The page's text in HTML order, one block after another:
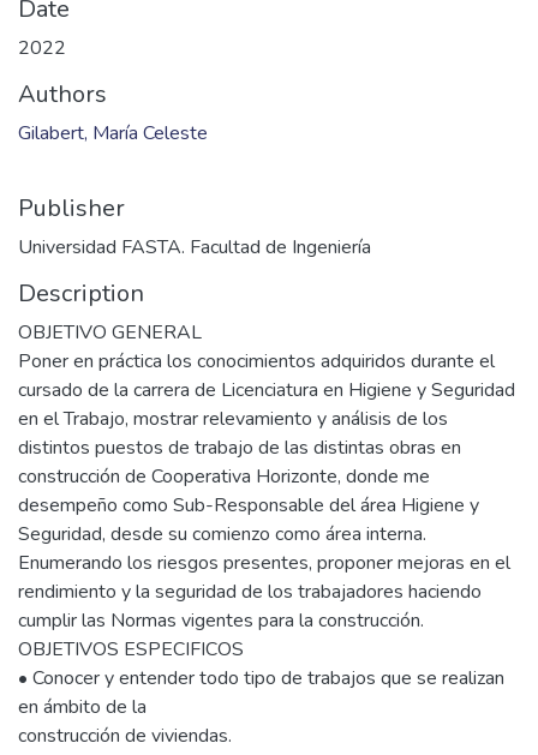
Date
2022
Authors
Gilabert, María Celeste
Publisher
Universidad FASTA. Facultad de Ingeniería
Description
OBJETIVO GENERAL
Poner en práctica los conocimientos adquiridos durante el
cursado de la carrera de Licenciatura en Higiene y Seguridad
en el Trabajo, mostrar relevamiento y análisis de los
distintos puestos de trabajo de las distintas obras en
construcción de Cooperativa Horizonte, donde me
desempeño como Sub-Responsable del área Higiene y
Seguridad, desde su comienzo como área interna.
Enumerando los riesgos presentes, proponer mejoras en el
rendimiento y la seguridad de los trabajadores haciendo
cumplir las Normas vigentes para la construcción.
OBJETIVOS ESPECIFICOS
• Conocer y entender todo tipo de trabajos que se realizan
en ámbito de la
construcción de viviendas.